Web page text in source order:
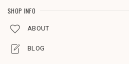
SHOP INFO
ABOUT
BLOG